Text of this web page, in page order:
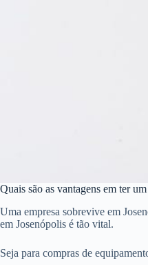
Quais são as vantagens em ter
Uma empresa sobrevive em
em Josenópolis é tão vital.
Seja para compras de